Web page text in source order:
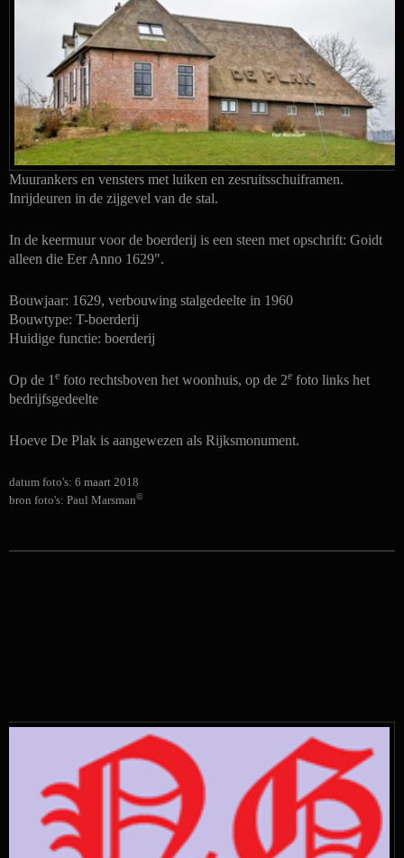
Muurankers en vensters met luiken en zesruitsschuiframen.
Inrijdeuren in de zijgevel van de stal.
In de keermuur voor de boerderij is een steen met opschrift: Goidt
alleen die Eer Anno 1629".
Bouwjaar: 1629, verbouwing stalgedeelte in 1960
Bouwtype: T-boerderij
Huidige functie: boerderij
Op de 1 e foto rechtsboven het woonhuis, op de 2e foto links het
bedrijfsgedeelte
Hoeve De Plak is aangewezen als Rijksmonument.
datum foto's: 6 maart 2018
bron foto's: Paul Marsman©